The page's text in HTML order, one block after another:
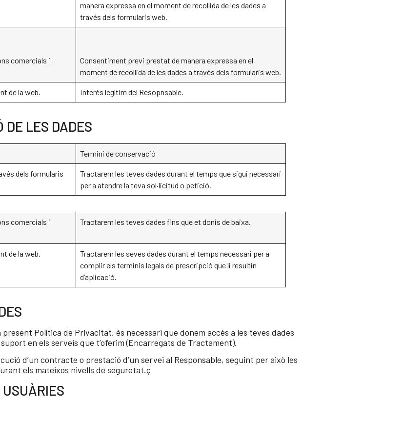
manera expressa en el moment de recollida de les dades a
través dels formularis web.
comercials i
Consentiment previ prestat de manera expressa en el
moment de recollida de les dades a través dels formularis web.
de la web. Interès legítim del Resopnsable.
DE LES DADES
Termini de conservació
dels formularis
Tractarem les teves dades durant el temps que sigui necessari
per a atendre la teva sol·licitud o petició.
comercials i
Tractarem les teves dades fins que et donis de baixa.
de la web.
Tractarem les seves dades durant el temps necessari per a
complir els terminis legals de prescripció que li resultin
d’aplicació.
Política de Privacitat, és necessari que donem accés a les teves dades
en els serveis que t’oferim (Encarregats de Tractament).
d’un contracte o prestació d’un servei al Responsable, seguint per això les
els mateixos nivells de seguretat.ç